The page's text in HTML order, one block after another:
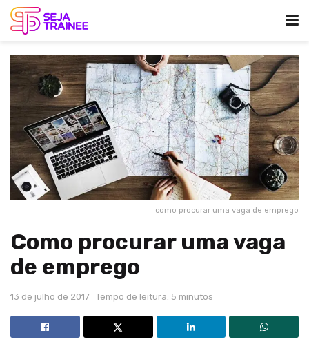
como procurar uma vaga de emprego
Como procurar uma vaga
de emprego
13 de julho de 2017 Tempo de leitura: 5 minutos